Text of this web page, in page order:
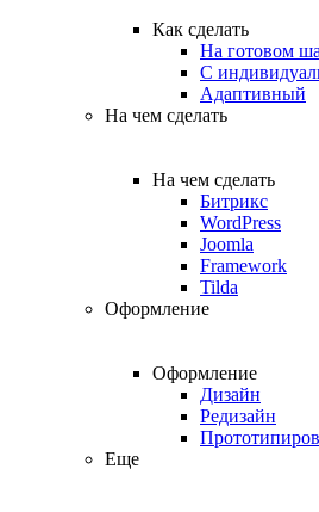
Как сделать
На готовом
С
Адаптивный
На чем сделать
На чем сделать
Битрикс
WordPress
Joomla
Framework
Tilda
Оформление
Оформление
Дизайн
Редизайн
Еще